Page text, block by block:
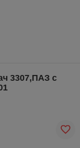
3307,ПАЗ с